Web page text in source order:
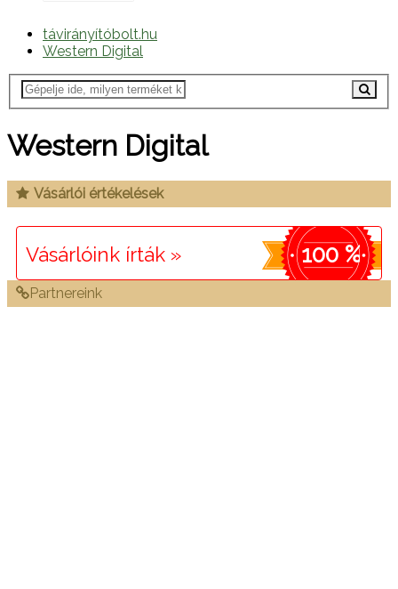
távirányítóbolt.hu
Western Digital
Western Digital
Vásárlói értékelések
Vásárlóink írták » 100 %
Partnereink